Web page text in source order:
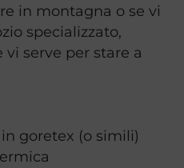
in montagna o se vi
specializzato,
serve per stare a
goretex (o simili)